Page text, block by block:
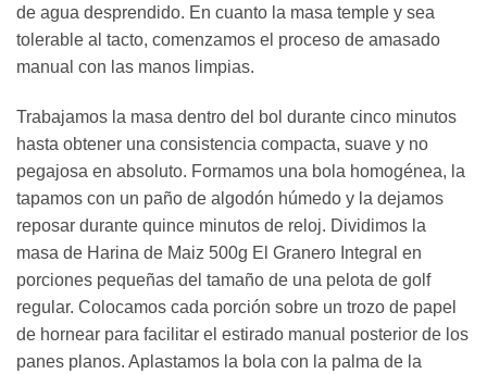
de agua desprendido. En cuanto la masa temple y sea
tolerable al tacto, comenzamos el proceso de amasado
manual con las manos limpias.
Trabajamos la masa dentro del bol durante cinco minutos
hasta obtener una consistencia compacta, suave y no
pegajosa en absoluto. Formamos una bola homogénea, la
tapamos con un paño de algodón húmedo y la dejamos
reposar durante quince minutos de reloj. Dividimos la
masa de Harina de Maiz 500g El Granero Integral en
porciones pequeñas del tamaño de una pelota de golf
regular. Colocamos cada porción sobre un trozo de papel
de hornear para facilitar el estirado manual posterior de los
panes planos. Aplastamos la bola con la palma de la